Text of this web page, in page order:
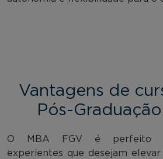
Vantagens de
Pós-
O MBA FGV é perfeito
experientes que desejam